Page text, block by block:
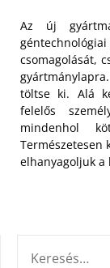
Az új
csomagolását,
töltse ki. Alá
felelős
mindenhol
Természetesen
elhanyagoljuk a